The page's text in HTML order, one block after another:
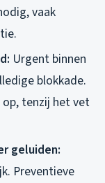
vaak
Urgent binnen
blokkade.
tenzij het vet
geluiden:
Preventieve